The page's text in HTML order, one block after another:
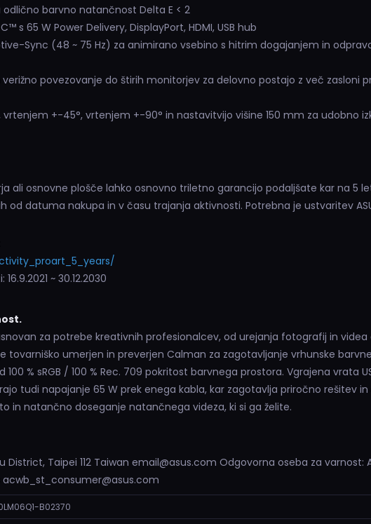
barvno natančnost Delta E < 2
s 65 W Power Delivery, DisplayPort, HDMI, USB hub
Sync (48 ~ 75 Hz) za animirano vsebino s hitrim dogajanjem in
povezovanje do štirih monitorjev za delovno postajo z več zasloni
+-45°, vrtenjem +-90° in nastavitvijo višine 150 mm za udobno
ali osnovne plošče lahko osnovno triletno garancijo podaljšate kar na 5
datuma nakupa in v času trajanja aktivnosti. Potrebna je ustvaritev
~ 30.12.2030
za potrebe kreativnih profesionalcev, od urejanja fotografij in videa
tovarniško umerjen in preverjen Calman za zagotavljanje vrhunske
% sRGB / 100 % Rec. 709 pokritost barvnega prostora. Vgrajena vrata
tudi napajanje 65 W prek enega kabla, kar zagotavlja priročno rešitev
in natančno doseganje natančnega videza, ki si ga želite.
District, Taipei 112 Taiwan email@asus.com Odgovorna oseba za varnost:
acwb_st_consumer@asus.com
B02370